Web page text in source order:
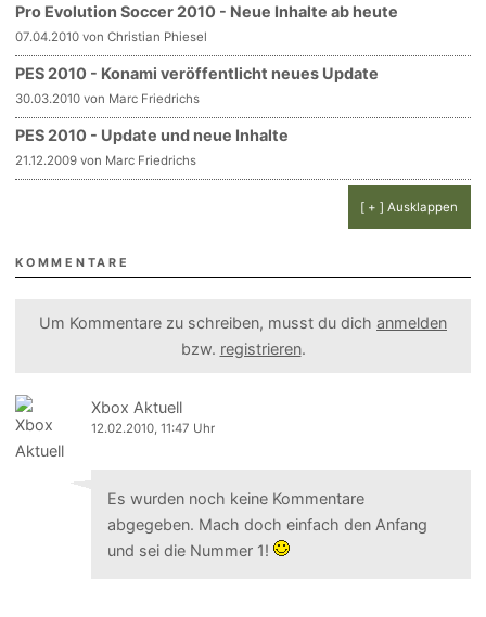
Pro Evolution Soccer 2010 - Neue Inhalte ab heute
07.04.2010 von Christian Phiesel
PES 2010 - Konami veröffentlicht neues Update
30.03.2010 von Marc Friedrichs
PES 2010 - Update und neue Inhalte
21.12.2009 von Marc Friedrichs
[ + ] Ausklappen
KOMMENTARE
Um Kommentare zu schreiben, musst du dich anmelden
bzw. registrieren.
Xbox Aktuell
12.02.2010, 11:47 Uhr
Es wurden noch keine Kommentare
abgegeben. Mach doch einfach den Anfang
und sei die Nummer 1!